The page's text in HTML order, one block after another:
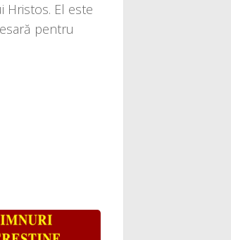
Hristos. El este
pen­tru